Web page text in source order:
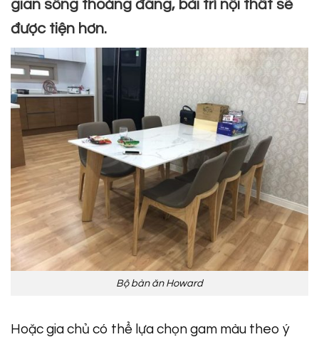
gian sống thoáng đãng, bài trí nội thất sẽ
được tiện hơn.
Bộ bàn ăn Howard
Hoặc gia chủ có thể lựa chọn gam màu theo ý